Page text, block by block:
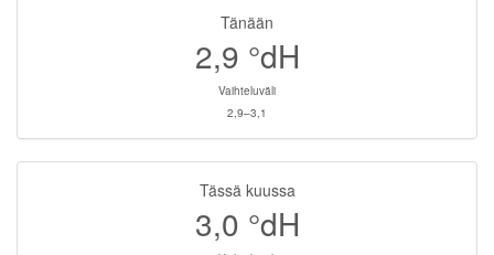
Tänään
2,9 °dH
Vaihteluväli
2,9–3,1
Tässä kuussa
3,0 °dH